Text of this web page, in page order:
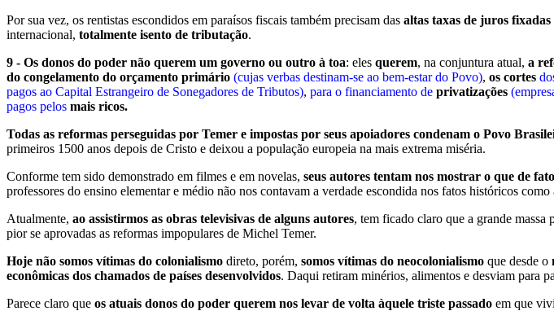
Por sua vez, os rentistas escondidos em paraísos fiscais também precisam das altas taxas de juros
internacional, totalmente isento de tributação.
9 - Os donos do poder não querem um governo ou outro à toa: eles querem, na conjuntura atual, a
do congelamento do orçamento primário (cujas verbas destinam-se ao bem-estar do Povo), os cortes
pagos ao Capital Estrangeiro de Sonegadores de Tributos), para o financiamento de privatizações
pagos pelos mais ricos.
Todas as reformas perseguidas por Temer e impostas por seus apoiadores condenam o Povo
primeiros 1500 anos depois de Cristo e deixou a população europeia na mais extrema miséria.
Conforme tem sido demonstrado em filmes e em novelas, seus autores tentam nos mostrar o que de
professores do ensino elementar e médio não nos contavam a verdade escondida nos fatos históricos
Atualmente, ao assistirmos as obras televisivas de alguns autores, tem ficado claro que a grande
pior se aprovadas as reformas impopulares de Michel Temer.
Hoje não somos vítimas do colonialismo direto, porém, somos vítimas do neocolonialismo que desde o
econômicas dos chamados de países desenvolvidos. Daqui retiram minérios, alimentos e desviam para
Parece claro que os atuais donos do poder querem nos levar de volta àquele triste passado em que